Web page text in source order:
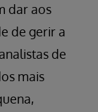
dar aos
de gerir a
de
mais